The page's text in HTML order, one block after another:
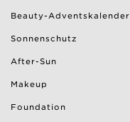
Beauty-Adventskalender
Sonnenschutz
After-Sun
Makeup
Foundation